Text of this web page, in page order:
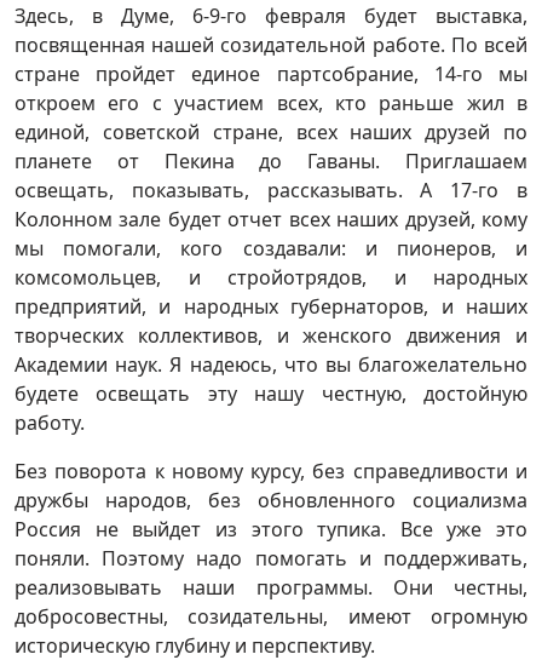
Здесь, в Думе, 6-9-го февраля будет выставка,
посвященная нашей созидательной работе. По всей
стране пройдет единое партсобрание, 14-го мы
откроем его с участием всех, кто раньше жил в
единой, советской стране, всех наших друзей по
планете от Пекина до Гаваны. Приглашаем
освещать, показывать, рассказывать. А 17-го в
Колонном зале будет отчет всех наших друзей, кому
мы помогали, кого создавали: и пионеров, и
комсомольцев, и стройотрядов, и народных
предприятий, и народных губернаторов, и наших
творческих коллективов, и женского движения и
Академии наук. Я надеюсь, что вы благожелательно
будете освещать эту нашу честную, достойную
работу.
Без поворота к новому курсу, без справедливости и
дружбы народов, без обновленного социализма
Россия не выйдет из этого тупика. Все уже это
поняли. Поэтому надо помогать и поддерживать,
реализовывать наши программы. Они честны,
добросовестны, созидательны, имеют огромную
историческую глубину и перспективу.